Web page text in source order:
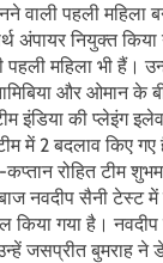
वाली पहली महिला
अंपायर नियुक्त
पहली महिला भी हैं।
और ओमान के
इंडिया की प्लेइंग
में 2 बदलाव किए
रोहित टीम
नवदीप सैनी टेस्ट
किया गया है।
जसप्रीत बुमराह ने